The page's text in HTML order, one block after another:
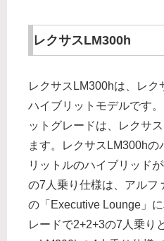
レクサスLM300h
レクサスLM300hは、レク
ハイブリットモデルです
ットグレードは、レクサ
ます。レクサスLM300h
リットルのハイブリッド
の7人乗り仕様は、アルフ
の「Executive Lounge」
レードで2+2+3の7人乗り